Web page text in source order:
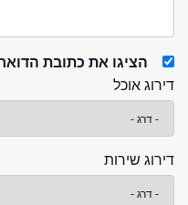
הציגו את כתובת
דירוג אוכל
דירוג שירות